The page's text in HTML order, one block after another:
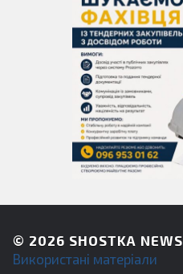
© 2026 SHOSTKA NEWS
Використані матеріали